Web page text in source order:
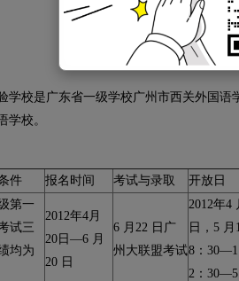
校是广东省一级学校广州市西关外国语
学校。
件 报名时间 考试与录取 开放日
第一
试三
均为
2012年4月
20日—6 月
20 日
6 月22 日广
州大联盟考试
2012年4
日，5
8：
2：30—5